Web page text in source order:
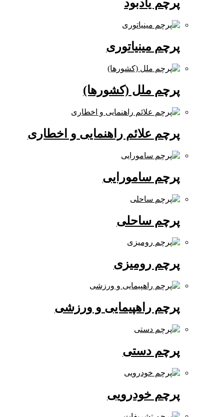
پرچم یادبود
پرچم مینیاتوری
پرچم ملل (کشورها)
پرچم علائم راهنمایی و اخطاری
پرچم سامورایی
پرچم ساحلی
پرچم رومیزی
پرچم راهپیمایی و ورزشی
پرچم دستی
پرچم خودرویی